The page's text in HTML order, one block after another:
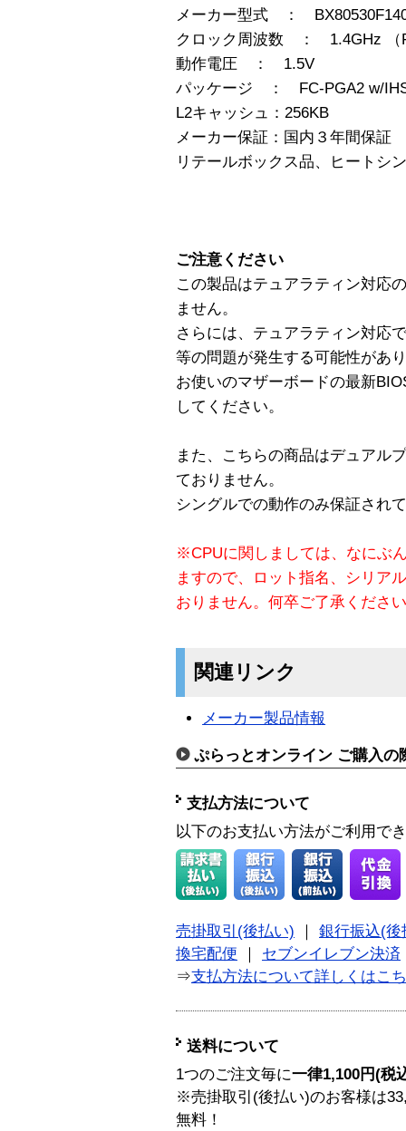
メーカー型式 ：
クロック周波数 ： 1.4GHz （
動作電圧 ： 1.5V
パッケージ ： FC-PGA2 w/
L2キャッシュ：256KB
メーカー保証：国内３年間保証
リテールボックス品、ヒートシ
ご注意ください
この製品はテュアラティン対応
ません。
さらには、テュアラティン対応
等の問題が発生する可能性があ
お使いのマザーボードの最新
してください。
また、こちらの商品はデュアル
ておりません。
シングルでの動作のみ保証され
※CPUに関しましては、なにぶ
ますので、ロット指名、シリア
おりません。何卒ご了承くださ
関連リンク
メーカー製品情報
ぷらっとオンライン ご購入の
支払方法について
以下のお支払い方法がご利用で
売掛取引(後払い)
銀行振込(後
換宅配便
セブンイレブン決済
⇒支払方法について詳しくはこ
送料について
1つのご注文毎に一律1,100円(税
※売掛取引(後払い)のお客様は
無料！